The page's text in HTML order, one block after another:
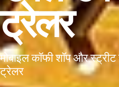
ट्रेलर
मोबाइल कॉफी शॉप और
ट्रेलर